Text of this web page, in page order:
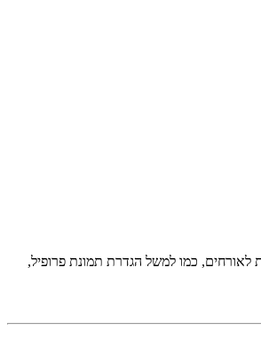
כמו למשל הגדרת תמונת פרופיל,